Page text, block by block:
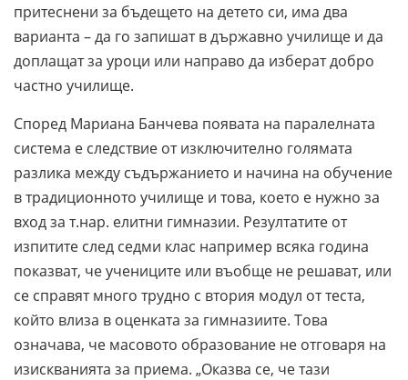
притеснени за бъдещето на детето си, има два
варианта – да го запишат в държавно училище и да
доплащат за уроци или направо да изберат добро
частно училище.
Според Мариана Банчева появата на паралелната
система е следствие от изключително голямата
разлика между съдържанието и начина на обучение
в традиционното училище и това, което е нужно за
вход за т.нар. елитни гимназии. Резултатите от
изпитите след седми клас например всяка година
показват, че учениците или въобще не решават, или
се справят много трудно с втория модул от теста,
който влиза в оценката за гимназиите. Това
означава, че масовото образование не отговаря на
изискванията за приема. „Оказва се, че тази